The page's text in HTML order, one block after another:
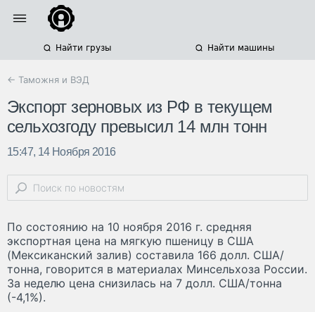
Найти грузы Найти машины
← Таможня и ВЭД
Экспорт зерновых из РФ в текущем
сельхозгоду превысил 14 млн тонн
15:47, 14 Ноября 2016
По состоянию на 10 ноября 2016 г. средняя
экспортная цена на мягкую пшеницу в США
(Мексиканский залив) составила 166 долл. США/
тонна, говорится в материалах Минсельхоза России.
За неделю цена снизилась на 7 долл. США/тонна
(-4,1%).